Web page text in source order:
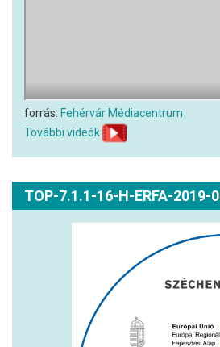
forrás: Fehérvár Médiacentrum
További videók
TOP-7.1.1-16-H-ERFA-2019-